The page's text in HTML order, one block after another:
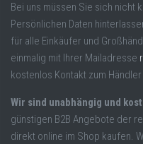
Bei uns müssen Sie sich
Persönlichen Daten
für alle Einkäufer und
einmalig mit Ihrer Mailadresse
kostenlos Kontakt zum
Wir sind unabhängig und
günstigen B2B Angebote der
direkt online im Shop kaufen.